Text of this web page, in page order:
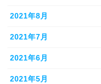
2021年8月
2021年7月
2021年6月
2021年5月